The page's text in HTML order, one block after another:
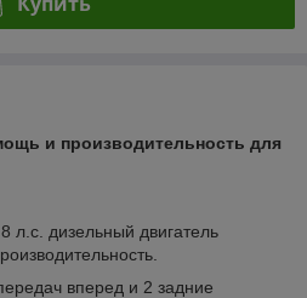
и производительность для
8 л.с. дизельный двигатель
вперед и 2 задние